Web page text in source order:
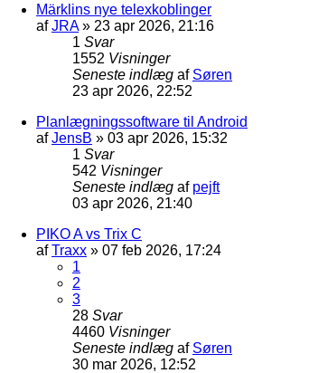
Märklins nye telexkoblinger
afJRA» 23 apr 2026, 21:16
1 Svar
1552 Visninger
Seneste indlæg af Søren
23 apr 2026, 22:52
Planlægningssoftware til Android
afJensB » 03 apr 2026, 15:32
1 Svar
542 Visninger
Seneste indlæg af pejft
03 apr 2026, 21:40
PIKO A vs Trix C
afTraxx » 07 feb 2026, 17:24
1
2
3
28 Svar
4460 Visninger
Seneste indlæg af Søren
30 mar 2026, 12:52